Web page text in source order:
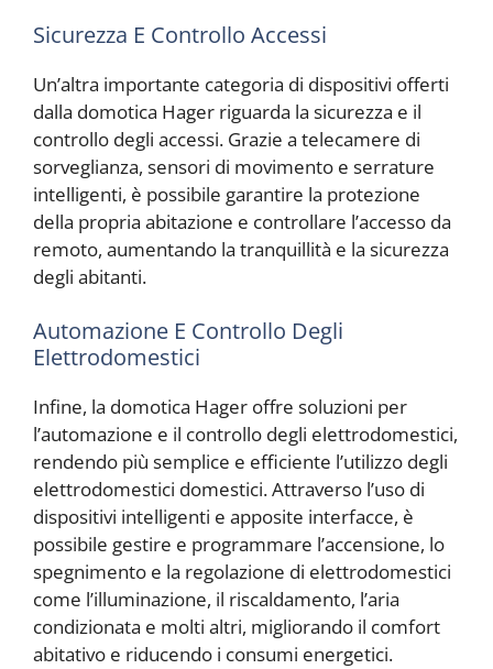
Sicurezza E Controllo Accessi
Un’altra importante categoria di dispositivi offerti
dalla domotica Hager riguarda la sicurezza e il
controllo degli accessi. Grazie a telecamere di
sorveglianza, sensori di movimento e serrature
intelligenti, è possibile garantire la protezione
della propria abitazione e controllare l’accesso da
remoto, aumentando la tranquillità e la sicurezza
degli abitanti.
Automazione E Controllo Degli
Elettrodomestici
Infine, la domotica Hager offre soluzioni per
l’automazione e il controllo degli elettrodomestici,
rendendo più semplice e efficiente l’utilizzo degli
elettrodomestici domestici. Attraverso l’uso di
dispositivi intelligenti e apposite interfacce, è
possibile gestire e programmare l’accensione, lo
spegnimento e la regolazione di elettrodomestici
come l’illuminazione, il riscaldamento, l’aria
condizionata e molti altri, migliorando il comfort
abitativo e riducendo i consumi energetici.